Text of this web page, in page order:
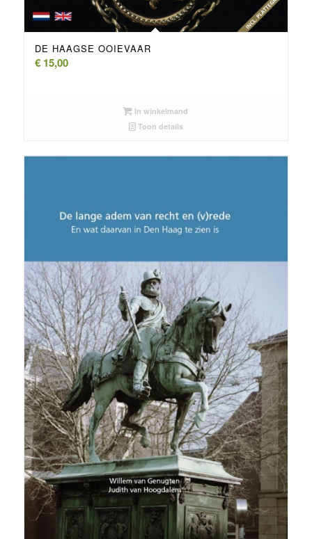
DE HAAGSE OOIEVAAR
€15,00
In winkelmand
Toon details